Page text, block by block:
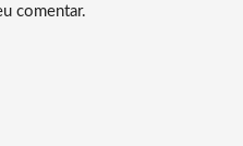
comentar.